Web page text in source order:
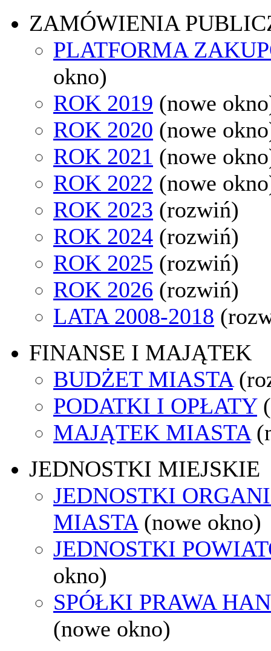
ZAMÓWIENIA
PLATFORMA
okno)
ROK 2019 (nowe
ROK 2020 (nowe
ROK 2021 (nowe
ROK 2022 (nowe
ROK 2023 (rozwiń)
ROK 2024 (rozwiń)
ROK 2025 (rozwiń)
ROK 2026 (rozwiń)
LATA 2008-2018
FINANSE I MAJĄTEK
BUDŻET MIASTA
PODATKI I OPŁATY
MAJĄTEK MIASTA
JEDNOSTKI MIEJSKIE
JEDNOSTKI
MIASTA (nowe okno)
JEDNOSTKI
okno)
SPÓŁKI PRAWA
(nowe okno)